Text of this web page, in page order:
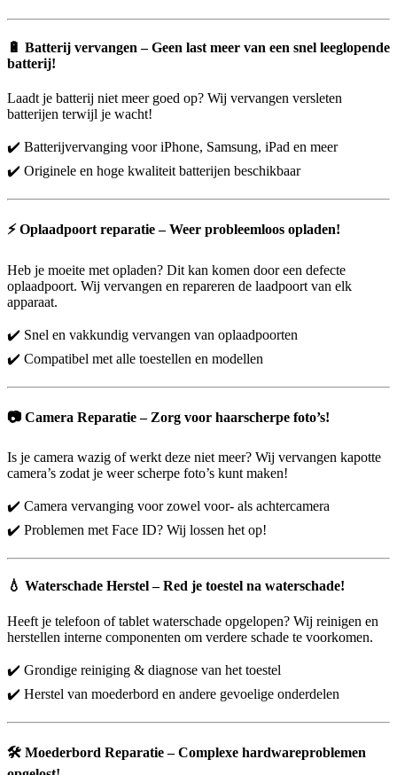
🔋 Batterij vervangen – Geen last meer van een snel leeglopende
batterij!
Laadt je batterij niet meer goed op? Wij vervangen versleten
batterijen terwijl je wacht!
✔️ Batterijvervanging voor iPhone, Samsung, iPad en meer
✔️ Originele en hoge kwaliteit batterijen beschikbaar
⚡Oplaadpoort reparatie – Weer probleemloos opladen!
Heb je moeite met opladen? Dit kan komen door een defecte
oplaadpoort. Wij vervangen en repareren de laadpoort van elk
apparaat.
✔️ Snel en vakkundig vervangen van oplaadpoorten
✔️ Compatibel met alle toestellen en modellen
📷 Camera Reparatie – Zorg voor haarscherpe foto’s!
Is je camera wazig of werkt deze niet meer? Wij vervangen kapotte
camera’s zodat je weer scherpe foto’s kunt maken!
✔️ Camera vervanging voor zowel voor- als achtercamera
✔️ Problemen met Face ID? Wij lossen het op!
💧 Waterschade Herstel – Red je toestel na waterschade!
Heeft je telefoon of tablet waterschade opgelopen? Wij reinigen en
herstellen interne componenten om verdere schade te voorkomen.
✔️ Grondige reiniging & diagnose van het toestel
✔️ Herstel van moederbord en andere gevoelige onderdelen
🛠️ Moederbord Reparatie – Complexe hardwareproblemen